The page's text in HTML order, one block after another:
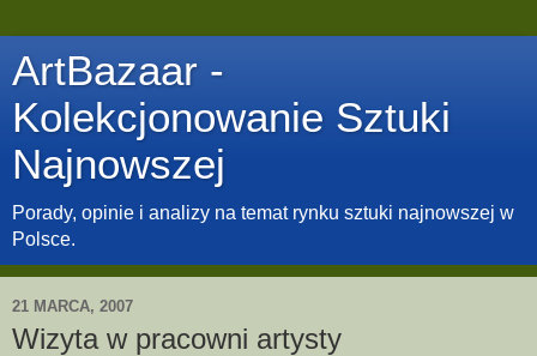
ArtBazaar -
Kolekcjonowanie Sztuki
Najnowszej
Porady, opinie i analizy na temat rynku sztuki najnowszej w
Polsce.
21 MARCA, 2007
Wizyta w pracowni artysty